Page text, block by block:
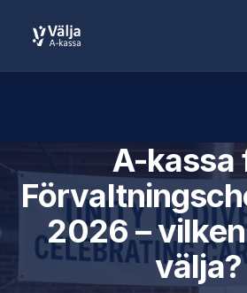
A-kassa
2026 –
välja?